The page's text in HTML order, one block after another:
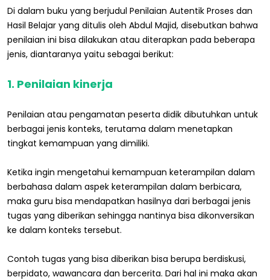
Di dalam buku yang berjudul Penilaian Autentik Proses dan
Hasil Belajar yang ditulis oleh Abdul Majid, disebutkan bahwa
penilaian ini bisa dilakukan atau diterapkan pada beberapa
jenis, diantaranya yaitu sebagai berikut:
1. Penilaian kinerja
Penilaian atau pengamatan peserta didik dibutuhkan untuk
berbagai jenis konteks, terutama dalam menetapkan
tingkat kemampuan yang dimiliki.
Ketika ingin mengetahui kemampuan keterampilan dalam
berbahasa dalam aspek keterampilan dalam berbicara,
maka guru bisa mendapatkan hasilnya dari berbagai jenis
tugas yang diberikan sehingga nantinya bisa dikonversikan
ke dalam konteks tersebut.
Contoh tugas yang bisa diberikan bisa berupa berdiskusi,
berpidato, wawancara dan bercerita. Dari hal ini maka akan